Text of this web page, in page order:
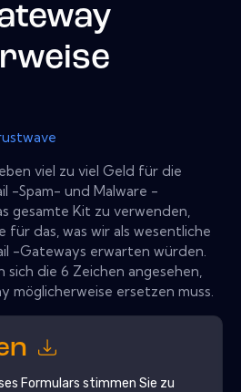
viel zu viel Geld für die
-Spam- und Malware -
gesamte Kit zu verwenden,
für das, was wir als wesentliche
-Gateways erwarten würden.
die 6 Zeichen angesehen,
möglicherweise ersetzen muss.
Formulars stimmen Sie zu